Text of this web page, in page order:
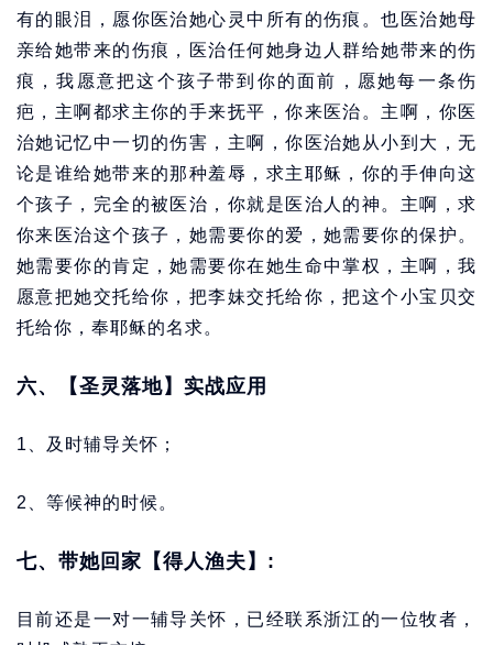
有的眼泪，愿你医治她心灵中所有的伤痕。也医治她母
亲给她带来的伤痕，医治任何她身边人群给她带来的伤
痕，我愿意把这个孩子带到你的面前，愿她每一条伤
疤，主啊都求主你的手来抚平，你来医治。主啊，你医
治她记忆中一切的伤害，主啊，你医治她从小到大，无
论是谁给她带来的那种羞辱，求主耶稣，你的手伸向这
个孩子，完全的被医治，你就是医治人的神。主啊，求
你来医治这个孩子，她需要你的爱，她需要你的保护。
她需要你的肯定，她需要你在她生命中掌权，主啊，我
愿意把她交托给你，把李妹交托给你，把这个小宝贝交
托给你，奉耶稣的名求。
六、【圣灵落地】实战应用
1、及时辅导关怀；
2、等候神的时候。
七、带她回家【得人渔夫】:
目前还是一对一辅导关怀，已经联系浙江的一位牧者，